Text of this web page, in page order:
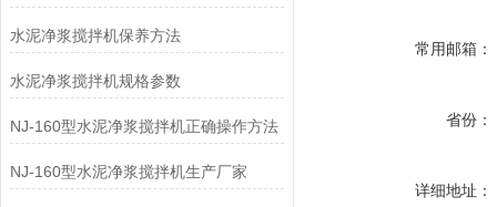
水泥净浆搅拌机保养方法
水泥净浆搅拌机规格参数
NJ-160型水泥净浆搅拌机正确操作方法
NJ-160型水泥净浆搅拌机生产厂家
常用邮箱：
省份：
详细地址：